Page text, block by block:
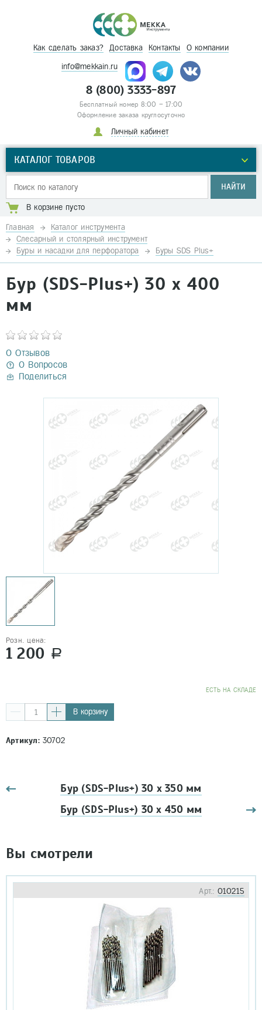
Как сделать заказ? Доставка Контакты О компании
info@mekkain.ru
8 (800) 3333-897
Бесплатный номер 8:00 – 17:00
Оформление заказа круглосуточно
Личный кабинет
КАТАЛОГ ТОВАРОВ
НАЙТИ
В корзине пусто
Главная
Каталог инструмента
Слесарный и столярный инструмент
Буры и насадки для перфоратора
Буры SDS Plus+
Бур (SDS-Plus+) 30 х 400
мм
0 Отзывов
0 Вопросов
Поделиться
Розн. цена:
1 200 a
EСТЬ НА СКЛАДЕ
В корзину
Артикул:30702
Бур (SDS-Plus+) 30 х 350 мм
Бур (SDS-Plus+) 30 х 450 мм
Вы смотрели
Арт.: 010215